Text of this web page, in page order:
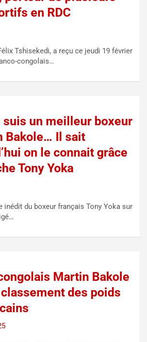
en RDC
Tshisekedi, a reçu ce jeudi 19 février
congolais…
suis un meilleur boxeur
Bakole… Il sait
on le connait grâce
Tony Yoka
inédit du boxeur français Tony Yoka sur
Martin Bakole
des poids